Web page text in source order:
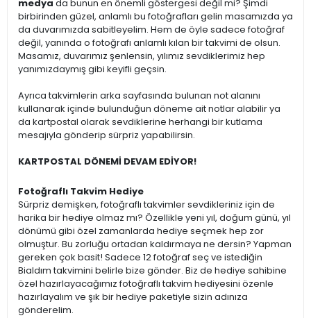
medya da bunun en önemli göstergesi değil mi? Şimdi
birbirinden güzel, anlamlı bu fotoğrafları gelin masamızda ya
da duvarımızda sabitleyelim. Hem de öyle sadece fotoğraf
değil, yanında o fotoğrafı anlamlı kılan bir takvimi de olsun.
Masamız, duvarımız şenlensin, yılımız sevdiklerimiz hep
yanımızdaymış gibi keyifli geçsin.
Ayrıca takvimlerin arka sayfasında bulunan not alanını
kullanarak içinde bulunduğun döneme ait notlar alabilir ya
da kartpostal olarak sevdiklerine herhangi bir kutlama
mesajıyla gönderip sürpriz yapabilirsin.
KARTPOSTAL DÖNEMİ DEVAM EDİYOR!
Fotoğraflı Takvim Hediye
Sürpriz demişken, fotoğraflı takvimler sevdikleriniz için de
harika bir hediye olmaz mı? Özellikle yeni yıl, doğum günü, yıl
dönümü gibi özel zamanlarda hediye seçmek hep zor
olmuştur. Bu zorluğu ortadan kaldırmaya ne dersin? Yapman
gereken çok basit! Sadece 12 fotoğraf seç ve istediğin
Bialdım takvimini belirle bize gönder. Biz de hediye sahibine
özel hazırlayacağımız fotoğraflı takvim hediyesini özenle
hazırlayalım ve şık bir hediye paketiyle sizin adınıza
gönderelim.